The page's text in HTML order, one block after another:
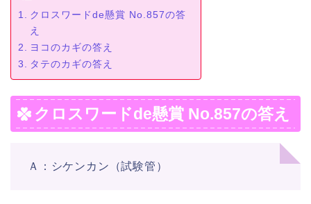
クロスワードde懸賞 No.857の答
え
ヨコのカギの答え
タテのカギの答え
クロスワードde懸賞 No.857の答え
Ａ：シケンカン（試験管）